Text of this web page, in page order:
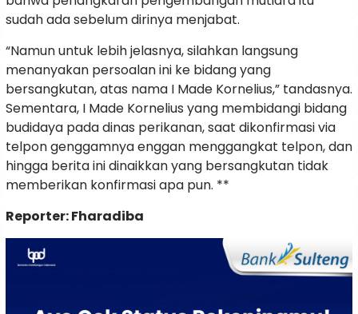
sudah ada sebelum dirinya menjabat.
“Namun untuk lebih jelasnya, silahkan langsung
menanyakan persoalan ini ke bidang yang
bersangkutan, atas nama I Made Kornelius,” tandasnya.
Sementara, I Made Kornelius yang membidangi bidang
budidaya pada dinas perikanan, saat dikonfirmasi via
telpon genggamnya enggan menggangkat telpon, dan
hingga berita ini dinaikkan yang bersangkutan tidak
memberikan konfirmasi apa pun. **
Reporter: Fharadiba